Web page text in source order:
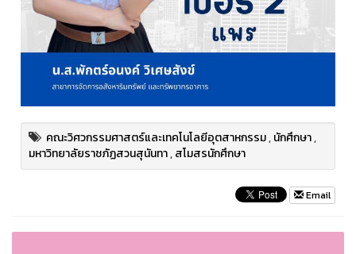
คณะวิศวกรรมศาสตร์และเทคโนโลยีอุตสาหกรรม,นักศึกษา,
มหาวิทยาลัยราชภัฏสวนสุนันทา,สโมสรนักศึกษา
Email